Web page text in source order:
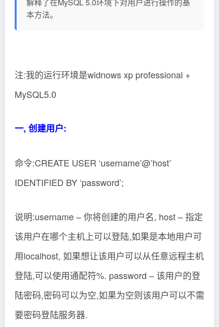
本方法。
注:我的运行环境是widnows xp professional +
MySQL5.0
一, 创建用户:
命令:CREATE USER ‘username’@’host’
IDENTIFIED BY ‘password’;
说明:username – 你将创建的用户名, host – 指定
该用户在哪个主机上可以登陆,如果是本地用户可
用localhost, 如果想让该用户可以从任意远程主机
登陆,可以使用通配符%. password – 该用户的登
陆密码,密码可以为空,如果为空则该用户可以不需
要密码登陆服务器.